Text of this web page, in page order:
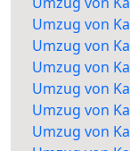
Umzug von
Umzug von
Umzug von
Umzug von
Umzug von
Umzug von